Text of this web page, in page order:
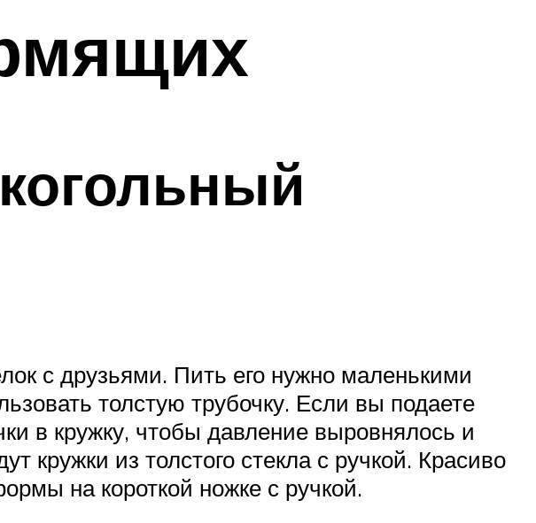
с друзьями. Пить его нужно маленькими
толстую трубочку. Если вы подаете
в кружку, чтобы давление выровнялось и
кружки из толстого стекла с ручкой. Красиво
на короткой ножке с ручкой.